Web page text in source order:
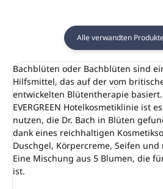
Alle verwandten
Bachblüten oder Bachblüten sind
Hilfsmittel, das auf der vom
entwickelten Blütentherapie
EVERGREEN Hotelkosmetiklinie ist
nutzen, die Dr. Bach in Blüten
dank eines reichhaltigen
Duschgel, Körpercreme, Seifen
Eine Mischung aus 5 Blumen, die
ist.